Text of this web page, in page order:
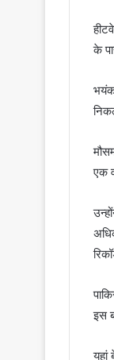
के
एक
इस